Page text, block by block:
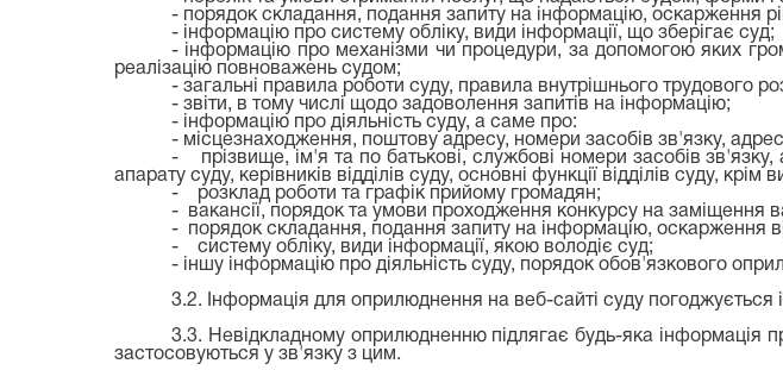
- порядок складання, подання запиту на інформацію, оскарження
- інформацію про систему обліку, види інформації, що зберігає суд;
- інформацію про механізми чи процедури, за допомогою яких
реалізацію повноважень судом;
- загальні правила роботи суду, правила внутрішнього трудового
- звіти, в тому числі щодо задоволення запитів на інформацію;
- інформацію про діяльність суду, а саме про:
- місцезнаходження, поштову адресу, номери засобів зв'язку,
- прізвище, ім'я та по батькові, службові номери засобів
апарату суду, керівників відділів суду, основні функції відділів суду,
- розклад роботи та графік прийому громадян;
- вакансії, порядок та умови проходження конкурсу на заміщення
- порядок складання, подання запиту на інформацію, оскарження
- систему обліку, види інформації, якою володіє суд;
- іншу інформацію про діяльність суду, порядок обов'язкового
3.2. Інформація для оприлюднення на веб-сайті суду погоджується
3.3. Невідкладному оприлюдненню підлягає будь-яка
застосовуються у зв'язку з цим.